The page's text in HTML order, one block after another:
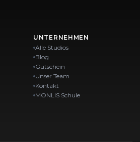
UNTERNEHMEN
Alle Studios
Blog
Gutschein
Unser Team
Kontakt
MONLIS Schule